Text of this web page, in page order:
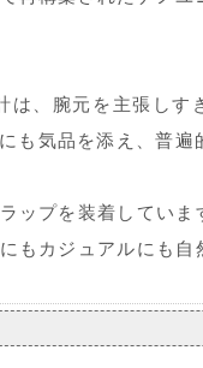
、腕元を主張しす
気品を添え、普遍
ップを装着していま
もカジュアルにも自